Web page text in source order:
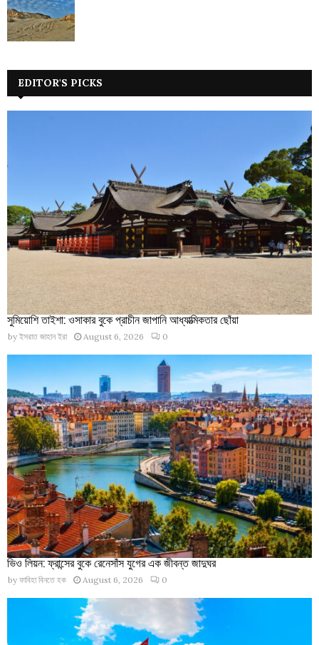
EDITOR'S PICKS
সুমিয়োশি তাইশা: ওসাকার বুকে প্রাচীন জাপানি আধ্যাত্মিকতার ছোঁয়া
by ইসরাত জাহান ইরা August 6, 2026 0
ভিও লিয়ন: ফ্রান্সের বুকে রেনেসাঁস যুগের এক জীবন্ত জাদুঘর
by ফাবিহা বিনতে হক August 6, 2026 0